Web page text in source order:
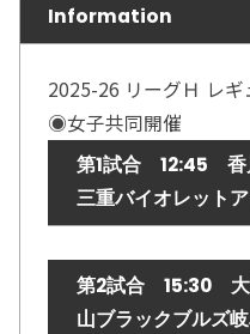
Information
2025-26 リーグＨ レ
◉女子共同開催
第1試合 12:45 香
三重バイオレット
第2試合 15:30 大
山ブラックブルズ